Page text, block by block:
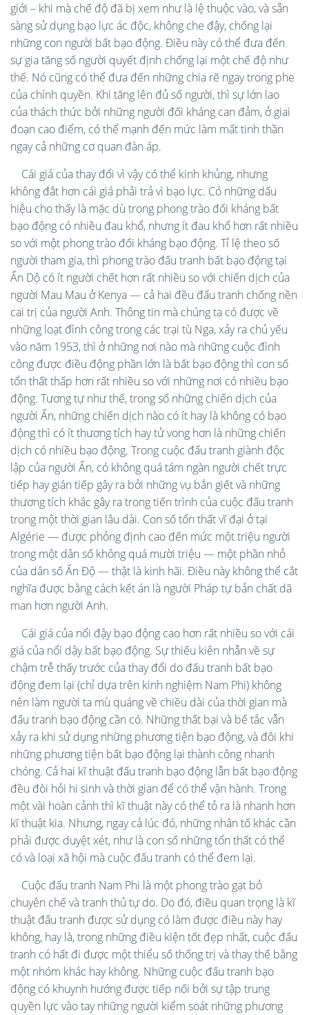
giới – khi mà chế độ đã bị xem như là lệ thuộc vào, và sẵn
sàng sử dụng bạo lực ác độc, không che đậy, chống lại
những con người bất bạo động. Điều này có thể đưa đến
sự gia tăng số người quyết định chống lại một chế độ như
thế. Nó cũng có thể đưa đến những chia rẽ ngay trong phe
của chính quyền. Khi tăng lên đủ số người, thì sự lớn lao
của thách thức bởi những người đối kháng can đảm, ở giai
đoạn cao điểm, có thể mạnh đến mức làm mất tinh thần
ngay cả những cơ quan đàn áp.
Cái giá của thay đổi vì vậy có thể kinh khủng, nhưng
không đắt hơn cái giá phải trả vì bạo lực. Có những dấu
hiệu cho thấy là mặc dù trong phong trào đối kháng bất
bạo động có nhiều đau khổ, nhưng ít đau khổ hơn rất nhiều
so với một phong trào đối kháng bạo động. Tỉ lệ theo số
người tham gia, thì phong trào đấu tranh bất bạo động tại
Ấn Dộ có ít người chết hơn rất nhiều so với chiến dịch của
người Mau Mau ở Kenya — cả hai đều đấu tranh chống nền
cai trị của người Anh. Thông tin mà chúng ta có được về
những loạt đình công trong các trại tù Nga, xảy ra chủ yếu
vào năm 1953, thì ở những nơi nào mà những cuộc đình
công được điều động phần lớn là bất bạo động thì con số
tổn thất thấp hơn rất nhiều so với những nơi có nhiều bạo
động. Tương tự như thế, trong số những chiến dịch của
người Ấn, những chiến dịch nào có ít hay là không có bạo
động thì có ít thương tích hay tử vong hơn là những chiến
dịch có nhiều bạo động. Trong cuộc đấu tranh giành độc
lập của người Ấn, có không quá tám ngàn người chết trực
tiếp hay gián tiếp gây ra bởi những vụ bắn giết và những
thương tích khác gây ra trong tiến trình của cuộc đấu tranh
trong một thời gian lâu dài. Con số tổn thất vĩ đại ở tại
Algérie — được phỏng định cao đến mức một triệu người
trong một dân số không quá mười triệu — một phần nhỏ
của dân số Ấn Độ — thật là kinh hãi. Điều này không thể cắt
nghĩa được bằng cách kết án là người Pháp tự bản chất dã
man hơn người Anh.
Cái giá của nổi đậy bạo động cao hơn rất nhiều so với cái
giá của nổi dậy bất bạo động. Sự thiếu kiên nhẫn về sự
chậm trễ thấy trước của thay đổi do đấu tranh bất bạo
động đem lại (chỉ dựa trên kinh nghiệm Nam Phi) không
nên làm người ta mù quáng về chiều dài của thời gian mà
đấu tranh bạo động cần có. Những thất bại và bế tắc vẫn
xảy ra khi sử dụng những phương tiện bạo động, và đôi khi
những phương tiện bất bạo động lại thành công nhanh
chóng. Cả hai kĩ thuật đấu tranh bạo động lẫn bất bạo động
đều đòi hỏi hi sinh và thời gian để có thể vận hành. Trong
một vài hoàn cảnh thì kĩ thuật này có thể tỏ ra là nhanh hơn
kĩ thuật kia. Nhưng, ngay cả lúc đó, những nhân tố khác cần
phải được duyệt xét, như là con số những tổn thất có thể
có và loại xã hội mà cuộc đấu tranh có thể đem lại.
Cuộc đấu tranh Nam Phi là một phong trào gạt bỏ
chuyên chế và tranh thủ tự do. Do đó, điều quan trọng là kĩ
thuật đấu tranh được sử dụng có làm được điều này hay
không, hay là, trong những điều kiện tốt đẹp nhất, cuộc đấu
tranh có hất đi được một thiểu số thống trị và thay thế bằng
một nhóm khác hay không. Những cuộc đấu tranh bạo
động có khuynh hướng được tiếp nối bởi sự tập trung
quyền lực vào tay những người kiểm soát những phương